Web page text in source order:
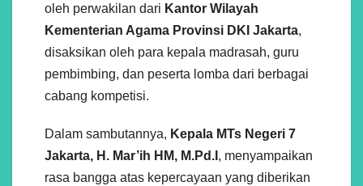
oleh perwakilan dari Kantor Wilayah
Kementerian Agama Provinsi DKI Jakarta,
disaksikan oleh para kepala madrasah, guru
pembimbing, dan peserta lomba dari berbagai
cabang kompetisi.
Dalam sambutannya, Kepala MTs Negeri 7
Jakarta, H. Mar’ih HM, M.Pd.I , menyampaikan
rasa bangga atas kepercayaan yang diberikan